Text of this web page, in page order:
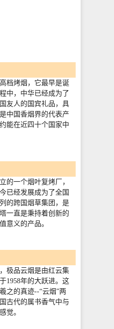
档烤烟，它最早是诞
中，中华已经成为了
友人的国宾礼品，具
中国香烟界的代表产
能在近四十个国家中
的一个烟叶复烤厂，
已经发展成为了全国
的跨国烟草集团，是
一直是秉持着创新的
意义的产品。
极品云烟是由红云集
1958年的大跃进。这
之的真迹--“云烟”两
古代的属书香气中与
觉。